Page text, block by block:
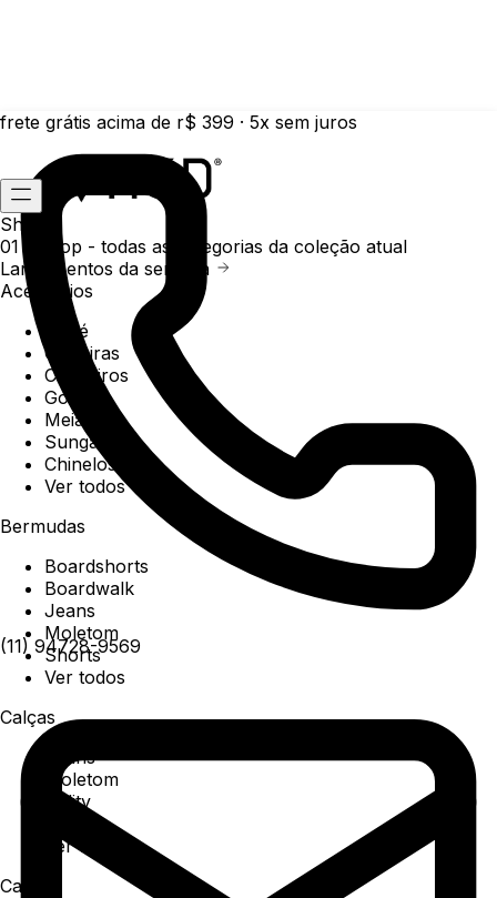
frete grátis acima de r$ 399 · 5x sem juros
(11) 94728-9569
Shop
01 /
Shop - todas as categorias da coleção atual
Lançamentos da semana
Acessórios
Boné
Carteiras
Chaveiros
Gorros
Meias
Sunga
Chinelos
Ver todos
Bermudas
Boardshorts
Boardwalk
Jeans
Moletom
Shorts
Ver todos
Calças
Jeans
Moletom
Utility
Ver todos
Camisa